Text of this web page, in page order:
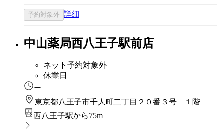
予約対象外 詳細
中山薬局西八王子駅前店
ネット予約対象外
休業日
ー
東京都八王子市千人町二丁目２０番３号 １階
西八王子駅から75m